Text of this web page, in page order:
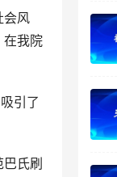
会风
在我院
引了
氏刷